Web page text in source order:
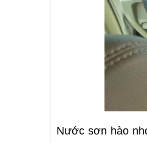
Nước sơn hào